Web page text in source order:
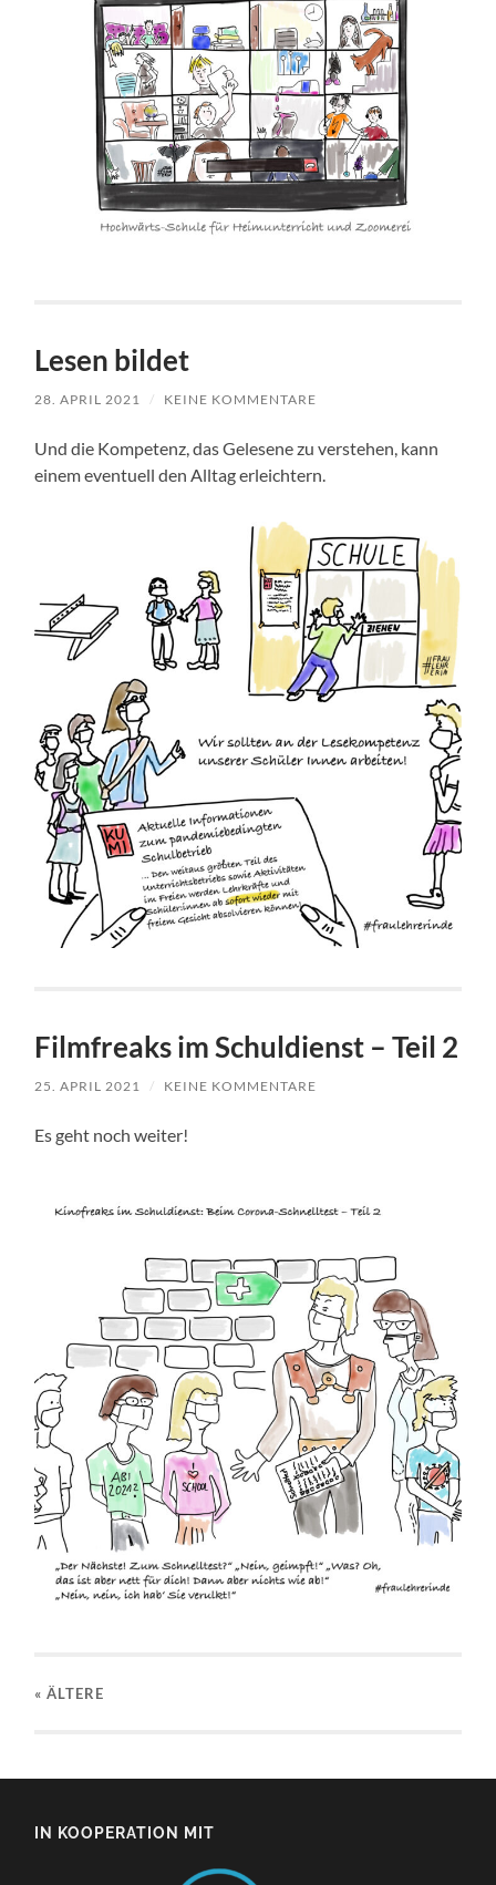
Lesen bildet
28. APRIL 2021 / KEINE KOMMENTARE
Und die Kompetenz, das Gelesene zu verstehen, kann
einem eventuell den Alltag erleichtern.
Filmfreaks im Schuldienst – Teil 2
25. APRIL 2021 / KEINE KOMMENTARE
Es geht noch weiter!
« ÄLTERE
IN KOOPERATION MIT